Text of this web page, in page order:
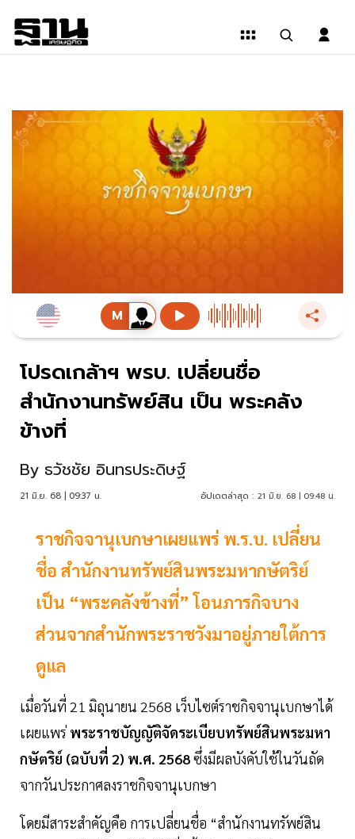
โปรดเกล้าฯ พรบ. เปลี่ยนชื่อ
สำนักงานทรัพย์สิน เป็น พระคลัง
ข้างที่
By ธวัชชัย อินทรประดิษฐ์
21 มิ.ย. 68 | 09:37 น. อัปเดตล่าสุด : 21 มิ.ย. 68 | 09:48 น.
ราชกิจจานุเบกษาเผยแพร่ พ.ร.บ. เปลี่ยน
ชื่อ สำนักงานทรัพย์สินพระมหากษัตริย์
เป็น “พระคลังข้างที่” โอนภารกิจบาง
ส่วนจากสำนักพระราชวังมาอยู่ภายใต้การ
ดูแล
เมื่อวันที่ 21 มิถุนายน 2568 เว็บไซต์ราชกิจจานุเบกษาได้
เผยแพร่ พระราชบัญญัติจัดระเบียบทรัพย์สินพระมหา
กษัตริย์ (ฉบับที่ 2) พ.ศ. 2568ซึ่งมีผลบังคับใช้ในวันถัด
จากวันประกาศลงราชกิจจานุเบกษา
โดยมีสาระสำคัญคือ การเปลี่ยนชื่อ “สำนักงานทรัพย์สิน